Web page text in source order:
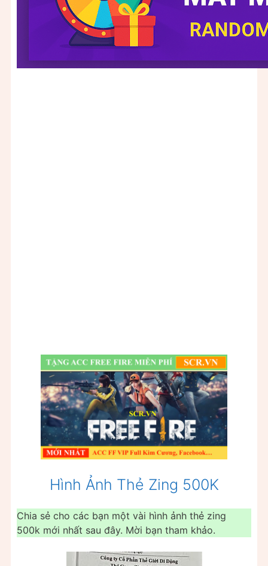
Hình Ảnh Thẻ Zing 500K
Chia sẻ cho các bạn một vài hình ảnh thẻ zing
500k mới nhất sau đây. Mời bạn tham khảo.